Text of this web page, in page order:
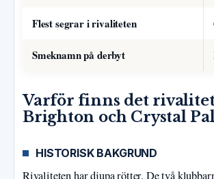
Flest segrar i rivaliteten
Smeknamn på derbyt
Varför finns det
Brighton och Crystal
HISTORISK BAKGRUND
Rivaliteten har djupa rötter. De två